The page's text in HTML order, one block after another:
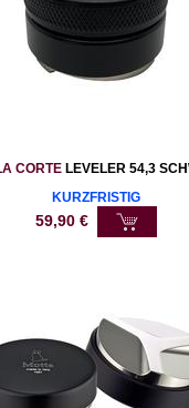
CORTELEVELER 54,3
KURZFRISTIG
59,90 €